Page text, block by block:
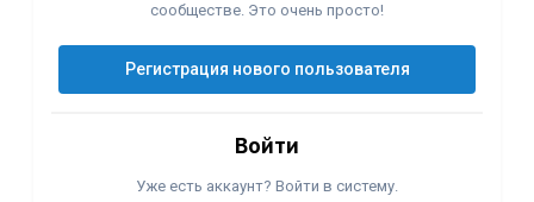
сообществе. Это очень просто!
Регистрация нового пользователя
Войти
Уже есть аккаунт? Войти в систему.